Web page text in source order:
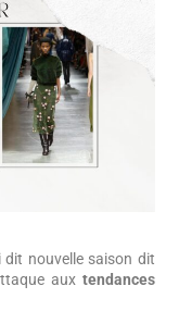
dit nouvelle saison dit
aux tendances